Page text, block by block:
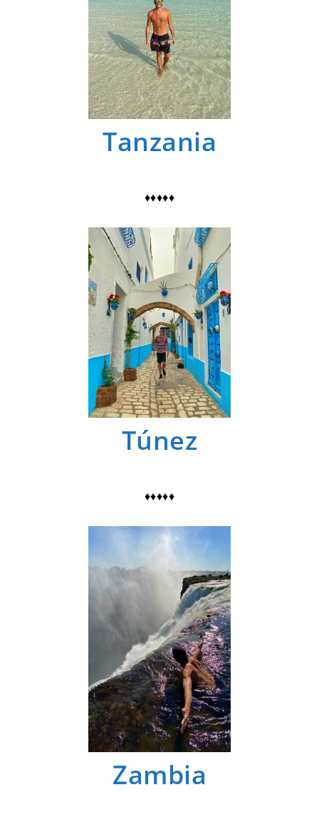
Tanzania
♦♦♦♦♦
Túnez
♦♦♦♦♦
Zambia